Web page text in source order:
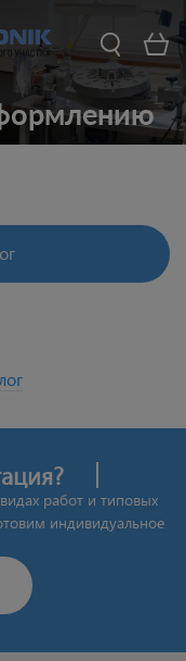
работ и типовых
индивидуальное